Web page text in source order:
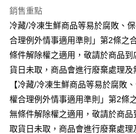
銷售重點
冷藏/冷凍生鮮商品等易於腐敗、
合理例外情事適用準則」第2條之
條件解除權之適用，敬請於商品
貨日未取，商品會進行廢棄處理及
【冷藏/冷凍生鮮商品等易於腐敗
權合理例外情事適用準則」第2條
無條件解除權之適用，敬請於商
取貨日未取，商品會進行廢棄處理